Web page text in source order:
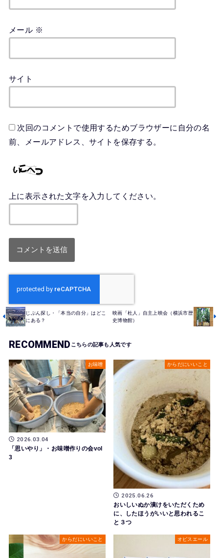
メール ※
サイト
次回のコメントで使用するためブラウザーに自分の名
前、メールアドレス、サイトを保存する。
上に表示された文字を入力してください。
じぶん探し・「本当の自分」はどこ
にある？
映画「杜人」自主上映会（横浜市歴
史博物館）
RECOMMEND
お味噌
2026.03.04
「思いやり」・お味噌作りの会vol
3
からだにいいこと
2025.06.26
おいしいぬか漬けをいただくため
に、したほうがいいと思われるこ
と３つ
からだにいいこと オピスエール